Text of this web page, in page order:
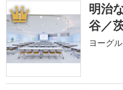
1
明治
谷／
ヨーグ